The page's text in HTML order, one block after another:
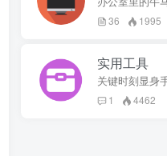
36 1995
实用工具
关键时刻显身
1 4462